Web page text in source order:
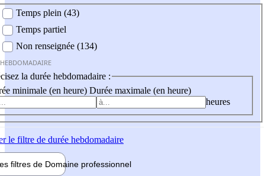
Temps plein (43)
Temps partiel
Non renseignée (134)
la durée hebdomadaire :
minimale (en heure) Durée maximale (en heure)
heures
le filtre de durée hebdomadaire
filtres de Domaine professionnel